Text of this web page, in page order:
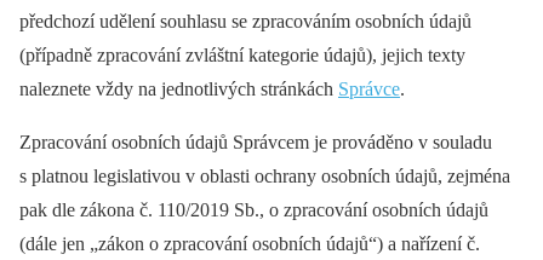
předchozí udělení souhlasu se zpracováním osobních údajů
(případně zpracování zvláštní kategorie údajů), jejich texty
naleznete vždy na jednotlivých stránkách Správce.
Zpracování osobních údajů Správcem je prováděno v souladu
s platnou legislativou v oblasti ochrany osobních údajů, zejména
pak dle zákona č. 110/2019 Sb., o zpracování osobních údajů
(dále jen „zákon o zpracování osobních údajů“) a nařízení č.